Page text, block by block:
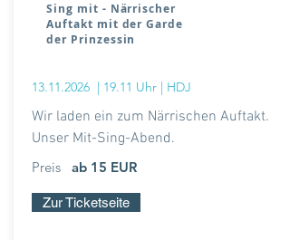
Sing mit - Närrischer
Auftakt mit der Garde
der Prinzessin
13.11.2026 | 19.11 Uhr | HDJ
Wir laden ein zum Närrischen Auftakt.
Unser Mit-Sing-Abend.
ab 15 EUR
Preis
Zur Ticketseite